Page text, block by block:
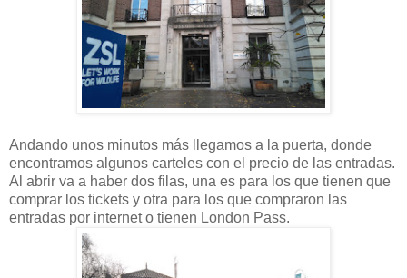
Andando unos minutos más llegamos a la puerta, donde
encontramos algunos carteles con el precio de las entradas.
Al abrir va a haber dos filas, una es para los que tienen que
comprar los tickets y otra para los que compraron las
entradas por internet o tienen London Pass.